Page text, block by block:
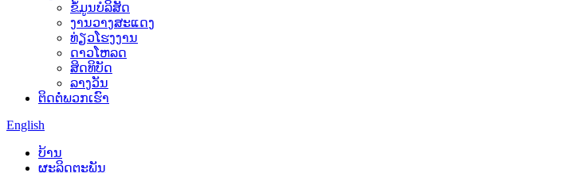
ຂໍ້ມູນບໍລິສັດ
ງານວາງສະແດງ
ທ່ຽວໂຮງງານ
ດາວໂຫລດ
ສິດທິບັດ
ລາງວັນ
ຕິດຕໍ່ພວກເຮົາ
English
ບ້ານ
ຜະລິດຕະພັນ